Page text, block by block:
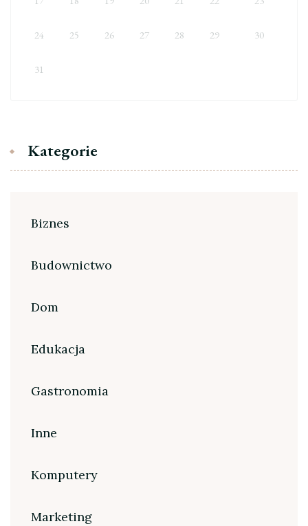
24 25 26 27 28 29 30
31
Kategorie
Biznes
Budownictwo
Dom
Edukacja
Gastronomia
Inne
Komputery
Marketing